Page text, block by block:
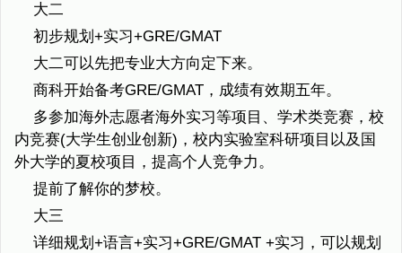
大二
初步规划+实习+GRE/GMAT
大二可以先把专业大方向定下来。
商科开始备考GRE/GMAT，成绩有效期五年。
多参加海外志愿者海外实习等项目、学术类竞赛，校
内竞赛(大学生创业创新)，校内实验室科研项目以及国
外大学的夏校项目，提高个人竞争力。
提前了解你的梦校。
大三
详细规划+语言+实习+GRE/GMAT +实习，可以规划